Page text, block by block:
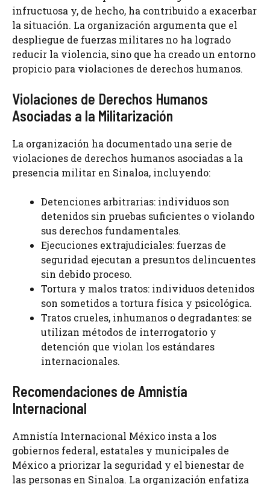
infructuosa y, de hecho, ha contribuido a exacerbar
la situación. La organización argumenta que el
despliegue de fuerzas militares no ha logrado
reducir la violencia, sino que ha creado un entorno
propicio para violaciones de derechos humanos.
Violaciones de Derechos Humanos
Asociadas a la Militarización
La organización ha documentado una serie de
violaciones de derechos humanos asociadas a la
presencia militar en Sinaloa, incluyendo:
Detenciones arbitrarias: individuos son
detenidos sin pruebas suficientes o violando
sus derechos fundamentales.
Ejecuciones extrajudiciales: fuerzas de
seguridad ejecutan a presuntos delincuentes
sin debido proceso.
Tortura y malos tratos: individuos detenidos
son sometidos a tortura física y psicológica.
Tratos crueles, inhumanos o degradantes: se
utilizan métodos de interrogatorio y
detención que violan los estándares
internacionales.
Recomendaciones de Amnistía
Internacional
Amnistía Internacional México insta a los
gobiernos federal, estatales y municipales de
México a priorizar la seguridad y el bienestar de
las personas en Sinaloa. La organización enfatiza